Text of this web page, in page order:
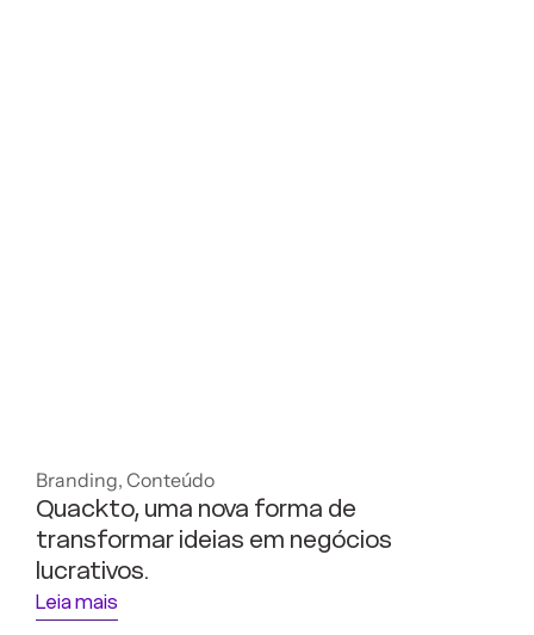
Branding, Conteúdo
Quackto, uma nova forma de
transformar ideias em negócios
lucrativos.
Leia mais